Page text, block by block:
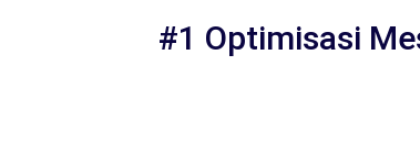
#1 Optimisasi